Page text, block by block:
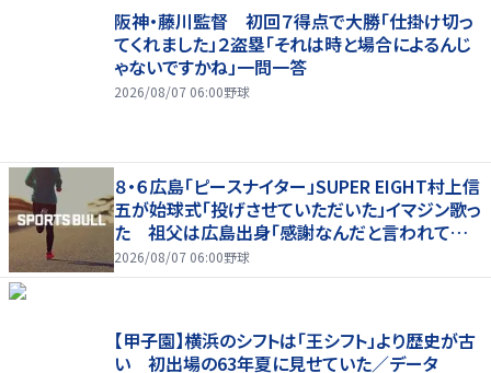
阪神・藤川監督 初回７得点で大勝「仕掛け切っ
てくれました」２盗塁「それは時と場合によるんじ
ゃないですかね」一問一答
2026/08/07 06:00野球
８・６広島「ピースナイター」SUPER EIGHT村上信
五が始球式「投げさせていただいた」イマジン歌っ
た 祖父は広島出身「感謝なんだと言われてい
た」
2026/08/07 06:00野球
【甲子園】横浜のシフトは「王シフト」より歴史が古
い 初出場の63年夏に見せていた／データ